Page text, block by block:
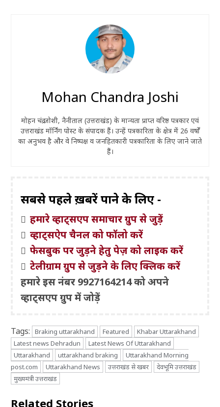
Mohan Chandra Joshi
मोहन चंद्र जोशी, नैनीताल (उत्तराखंड) के मान्यता प्राप्त वरिष्ठ पत्रकार एवं
उत्तराखंड मॉर्निंग पोस्ट के संपादक हैं। उन्हें पत्रकारिता के क्षेत्र में 26 वर्षों
का अनुभव है और वे निष्पक्ष व जनहितकारी पत्रकारिता के लिए जाने जाते
हैं।
सबसे पहले ख़बरें पाने के लिए -
हमारे व्हाट्सएप समाचार ग्रुप से जुड़ें
व्हाट्सऐप चैनल को फॉलो करें
फेसबुक पर जुड़ने हेतु पेज़ को लाइक करें
टेलीग्राम ग्रुप से जुड़ने के लिए क्लिक करें
हमारे इस नंबर 9927164214 को अपने
व्हाट्सएप ग्रुप में जोड़ें
Tags: Braking uttarakhand Featured
Khabar Uttarakhand
Latest news Dehradun
Latest News Of Uttarakhand
Uttarakhand
uttarakhand braking
Uttarakhand Morning
post.com
Uttarakhand News उत्तराखंड से खबर
देवभूमि उत्तराखंड
मुख्यमंत्री उत्तराखंड
Related Stories